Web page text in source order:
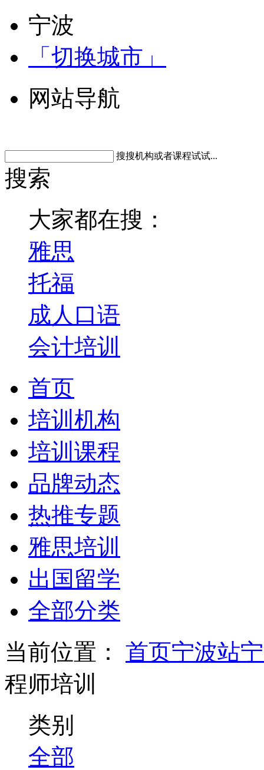
宁波
「切换城市」
网站导航
搜搜机构或者课程试试...
搜索
大家都在搜：
雅思
托福
成人口语
会计培训
首页
培训机构
培训课程
品牌动态
热推专题
雅思培训
出国留学
全部分类
当前位置：
首页宁波站
程师培训
类别
全部